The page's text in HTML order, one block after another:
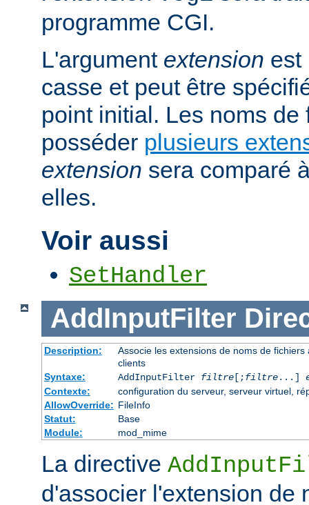
programme CGI.
L'argument extension est
casse et peut être
point initial. Les noms de
posséder plusieurs
extension sera comparé
elles.
Voir aussi
SetHandler
AddInputFilter
Description:
Associe les extensions de noms de
clients
Syntaxe:
AddInputFilter filtre[;filtre...]
Contexte:
configuration du serveur, serveur virtuel,
AllowOverride: FileInfo
Statut:
Base
Module:
mod_mime
La directive
d'associer l'extension de